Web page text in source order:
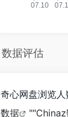
数据评估
奇心网盘浏览
数据
""